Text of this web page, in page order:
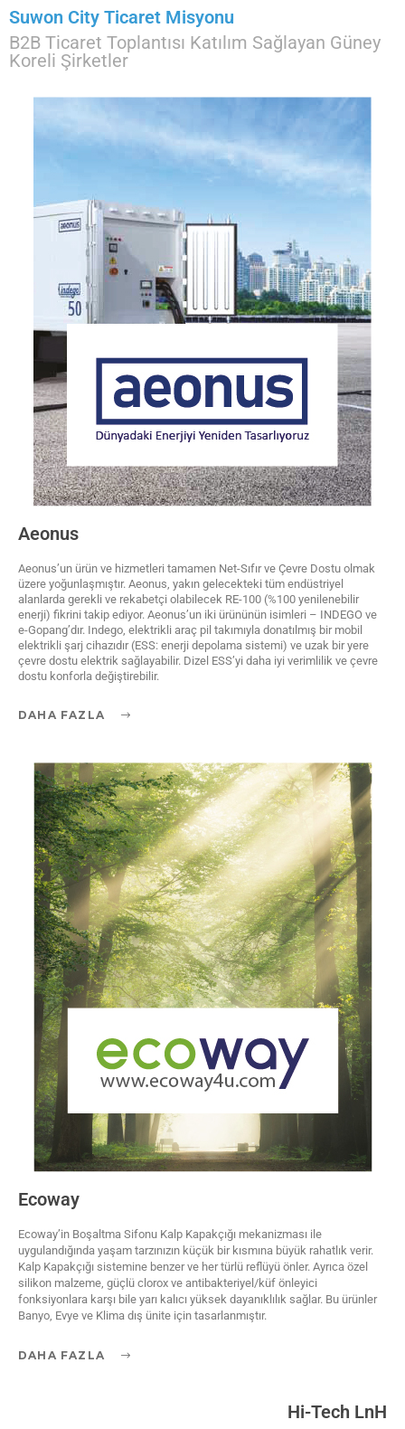
Suwon City Ticaret Misyonu
B2B Ticaret Toplantısı Katılım Sağlayan Güney
Koreli Şirketler
Aeonus
Aeonus’un ürün ve hizmetleri tamamen Net-Sıfır ve Çevre Dostu olmak
üzere yoğunlaşmıştır. Aeonus, yakın gelecekteki tüm endüstriyel
alanlarda gerekli ve rekabetçi olabilecek RE-100 (%100 yenilenebilir
enerji) fikrini takip ediyor. Aeonus’un iki ürününün isimleri – INDEGO ve
e-Gopang’dır. Indego, elektrikli araç pil takımıyla donatılmış bir mobil
elektrikli şarj cihazıdır (ESS: enerji depolama sistemi) ve uzak bir yere
çevre dostu elektrik sağlayabilir. Dizel ESS’yi daha iyi verimlilik ve çevre
dostu konforla değiştirebilir.
DAHA FAZLA
Ecoway
Ecoway’in Boşaltma Sifonu Kalp Kapakçığı mekanizması ile
uygulandığında yaşam tarzınızın küçük bir kısmına büyük rahatlık verir.
Kalp Kapakçığı sistemine benzer ve her türlü reflüyü önler. Ayrıca özel
silikon malzeme, güçlü clorox ve antibakteriyel/küf önleyici
fonksiyonlara karşı bile yarı kalıcı yüksek dayanıklılık sağlar. Bu ürünler
Banyo, Evye ve Klima dış ünite için tasarlanmıştır.
DAHA FAZLA
Hi-Tech LnH